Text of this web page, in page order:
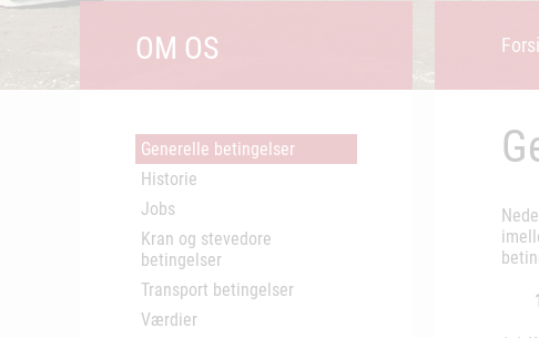
OM OS
Generelle betingelser
Historie
Jobs
Kran og stevedore
betingelser
Transport betingelser
Værdier